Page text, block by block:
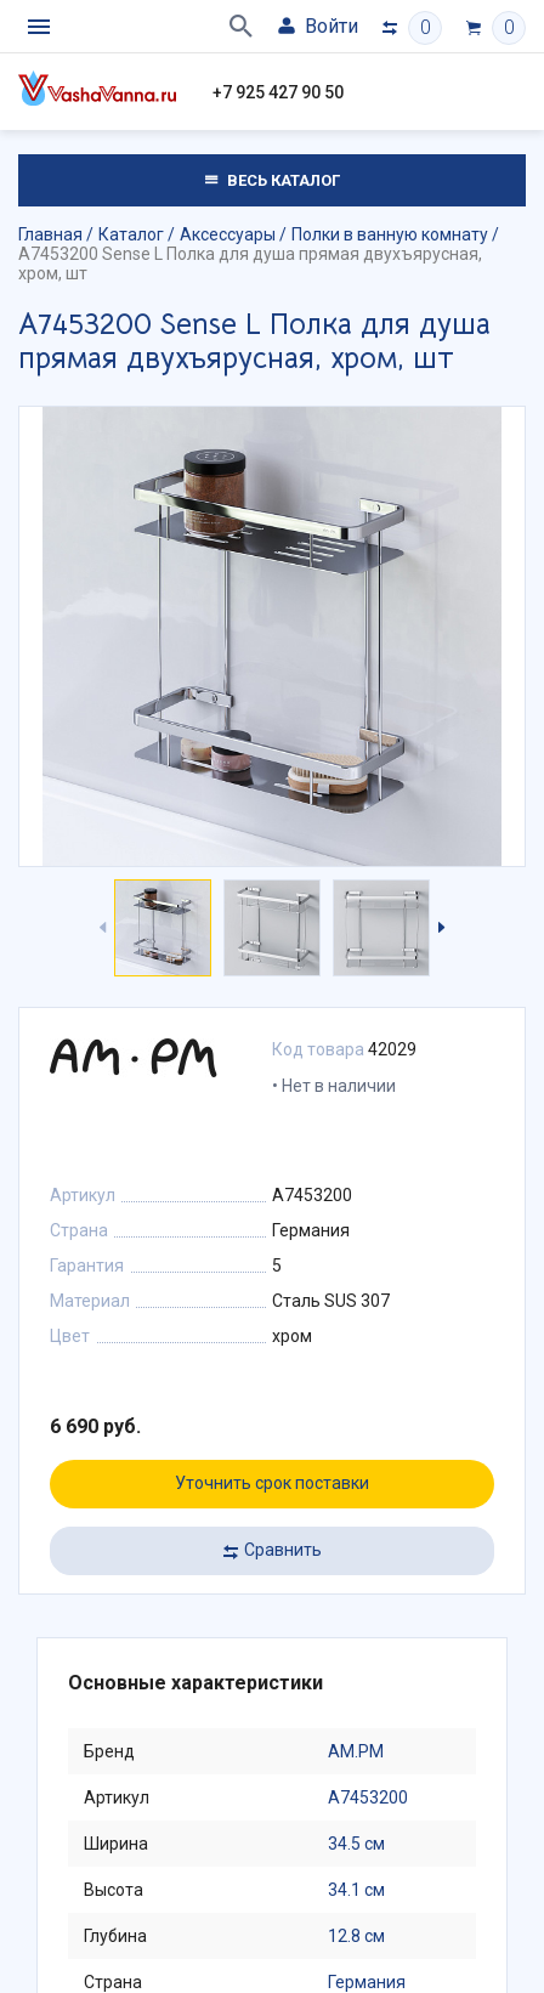
Войти 0 0
+7 925 427 90 50
ВЕСЬ КАТАЛОГ
Главная Каталог Аксессуары
Полки в ванную комнату
A7453200 Sense L Полка для душа прямая двухъярусная,
хром, шт
A7453200 Sense L Полка для душа
прямая двухъярусная, хром, шт
Код товара 42029
Нет в наличии
Артикул
A7453200
Страна
Германия
Гарантия
5
Материал
Сталь SUS 307
Цвет
хром
6 690 руб.
Уточнить срок поставки
Сравнить
Основные характеристики
Бренд AM.PM
Артикул A7453200
Ширина 34.5 см
Высота 34.1 см
Глубина 12.8 см
Страна Германия